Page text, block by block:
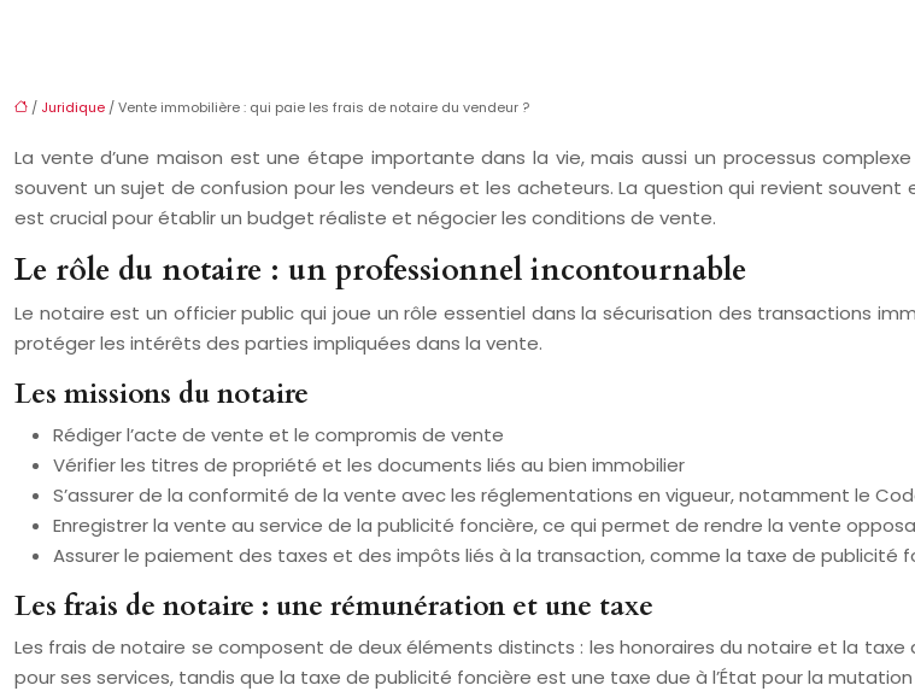
/ Juridique / Vente immobilière : qui paie les frais de notaire du vendeur ?
La vente d’une maison est une étape importante dans la vie, mais aussi un processus
souvent un sujet de confusion pour les vendeurs et les acheteurs. La question qui revient souvent
est crucial pour établir un budget réaliste et négocier les conditions de vente.
Le rôle du notaire : un professionnel incontournable
Le notaire est un officier public qui joue un rôle essentiel dans la sécurisation des transactions
protéger les intérêts des parties impliquées dans la vente.
Les missions du notaire
Rédiger l’acte de vente et le compromis de vente
Vérifier les titres de propriété et les documents liés au bien immobilier
S’assurer de la conformité de la vente avec les réglementations en vigueur, notamment le
Enregistrer la vente au service de la publicité foncière, ce qui permet de rendre la vente
Assurer le paiement des taxes et des impôts liés à la transaction, comme la taxe de publicité
Les frais de notaire : une rémunération et une taxe
Les frais de notaire se composent de deux éléments distincts : les honoraires du notaire et la
pour ses services, tandis que la taxe de publicité foncière est une taxe due à l’État pour la